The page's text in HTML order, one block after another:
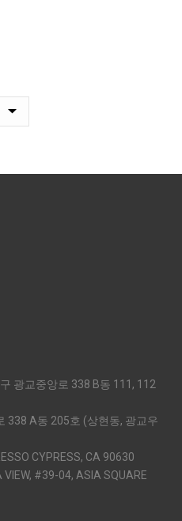
광교중앙로 338 B동 111, 112
338 A동 205호 (상현동, 광교우
CYPRESS, CA 90630
#39-04, ASIA SQUARE